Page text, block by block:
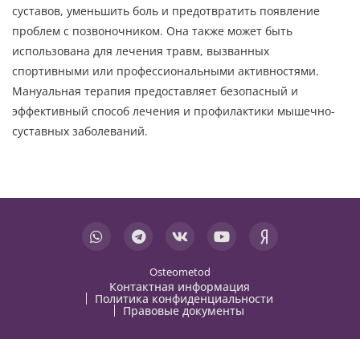
суставов, уменьшить боль и предотвратить появление
проблем с позвоночником. Она также может быть
использована для лечения травм, вызванных
спортивными или профессиональными активностями.
Мануальная терапия предоставляет безопасный и
эффективный способ лечения и профилактики мышечно-
суставных заболеваний.
Osteometod
Контактная информация
Политика конфиденциальности
Правовые документы